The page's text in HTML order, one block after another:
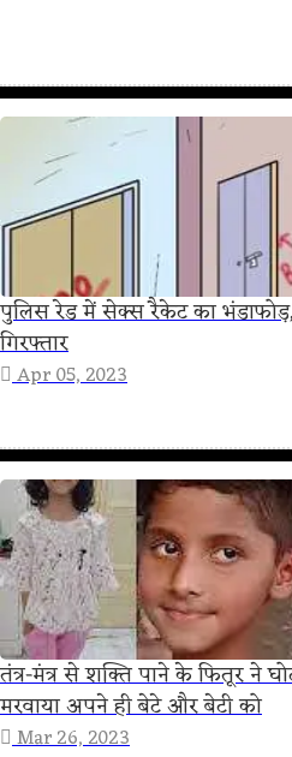
पुलिस रेड में सेक्स रैकेट का
गिरफ्तार
Apr 05, 2023
तंत्र-मंत्र से शक्ति पाने के फितूर ने
मरवाया अपने ही बेटे और बेटी को
Mar 26, 2023